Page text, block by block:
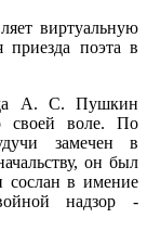
виртуальную
поэта в
А. С. Пушкин
своей воле. По
замечен в
он был
сослан в имение
надзор -